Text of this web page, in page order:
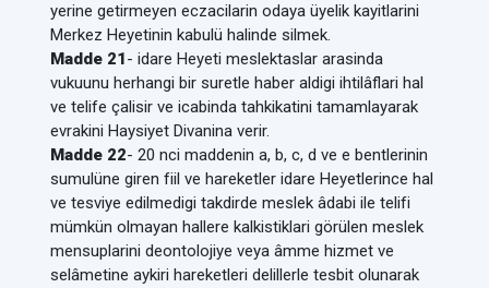
yerine getirmeyen eczacilarin odaya üyelik kayitlarini
Merkez Heyetinin kabulü halinde silmek.
Madde 21- idare Heyeti meslektaslar arasinda
vukuunu herhangi bir suretle haber aldigi ihtilâflari hal
ve telife çalisir ve icabinda tahkikatini tamamlayarak
evrakini Haysiyet Divanina verir.
Madde 22- 20 nci maddenin a, b, c, d ve e bentlerinin
sumulüne giren fiil ve hareketler idare Heyetlerince hal
ve tesviye edilmedigi takdirde meslek âdabi ile telifi
mümkün olmayan hallere kalkistiklari görülen meslek
mensuplarini deontolojiye veya âmme hizmet ve
selâmetine aykiri hareketleri delillerle tesbit olunarak